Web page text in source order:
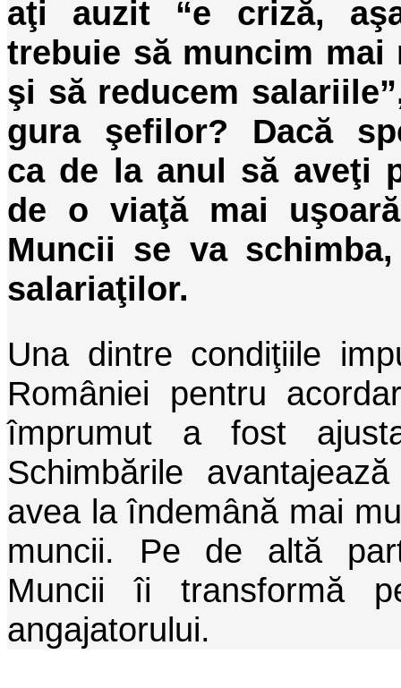
aţi auzit “e criză,
trebuie să muncim mai
şi să reducem
gura şefilor? Dacă
ca de la anul să aveţi
de o viaţă mai
Muncii se va
salariaţilor.
Una dintre condiţiile
României pentru
împrumut a fost
Schimbările
avea la îndemână mai
muncii. Pe de altă
Muncii îi transformă
angajatorului.